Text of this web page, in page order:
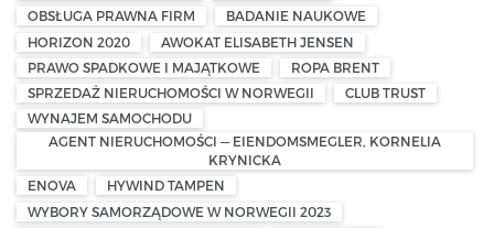
OBSŁUGA PRAWNA FIRM
BADANIE NAUKOWE
HORIZON 2020
AWOKAT ELISABETH JENSEN
PRAWO SPADKOWE I MAJĄTKOWE
ROPA BRENT
SPRZEDAŻ NIERUCHOMOŚCI W NORWEGII
CLUB TRUST
WYNAJEM SAMOCHODU
AGENT NIERUCHOMOŚCI — EIENDOMSMEGLER, KORNELIA
KRYNICKA
ENOVA
HYWIND TAMPEN
WYBORY SAMORZĄDOWE W NORWEGII 2023